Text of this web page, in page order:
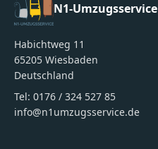
N1-Umzugsservice
Habichtweg 11
65205 Wiesbaden
Deutschland
Tel: 0176 / 324 527 85
info@n1umzugsservice.de